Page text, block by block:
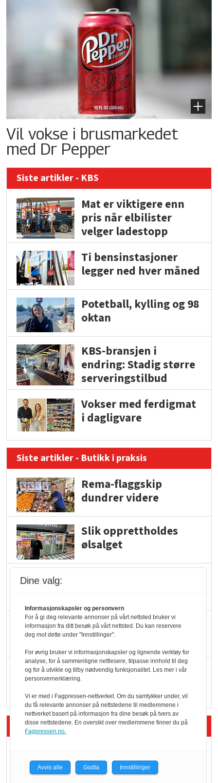
Vil vokse i brusmarkedet
med Dr Pepper
Siste artikler - KBS
Mat er viktigere enn
pris når elbilister
velger ladestopp
Ti bensinstasjoner
legger ned hver måned
Potetball, kylling og 98
oktan
KBS-bransjen i
endring: Stadig større
serveringstilbud
Vokser med ferdigmat
i dagligvare
Siste artikler - Butikk i praksis
Rema-flaggskip
dundrer videre
Slik opprettholdes
ølsalget
KI lager mat i butikken
Q passerte 1 milliard i
Rema i 2025
Siste artikler - Økologisk
yoghurt: Trues av
melkemangel
Dine valg:
Informasjonskapsler og personvern
For å gi deg relevante annonser på vårt nettsted bruker vi
informasjon fra ditt besøk på vårt nettsted. Du kan reservere
deg mot dette under "Innstillinger".
For øvrig bruker vi informasjonskapsler og lignende verktøy for
analyse, for å sammenligne nettlesere, tilpasse innhold til deg
og for å utvikle og tilby nødvendig funksjonalitet. Les mer i vår
personvernerklæring.
Vi er med i Fagpressen-nettverket. Om du samtykker under, vil
du få relevante annonser på nettstedene til medlemmene i
nettverket basert på informasjon fra dine besøk på tvers av
disse nettstedene. En oversikt over medlemmene finner du på
Fagpressen.no.
Avvis alle Godta Innstillinger